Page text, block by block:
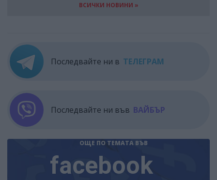
ВСИЧКИ НОВИНИ »
Последвайте ни в ТЕЛЕГРАМ
Последвайте ни във ВАЙБЪР
ОЩЕ ПО ТЕМАТА ВЪВ
facebook